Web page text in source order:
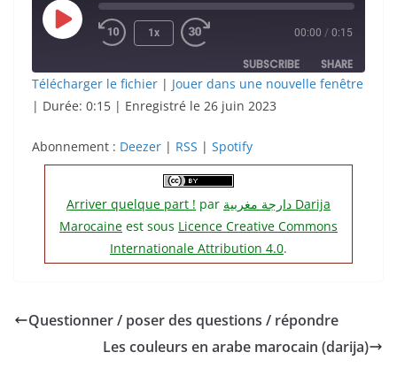
Play
1x 00:00 / 0:15
SUBSCRIBE SHARE
Deezer RSS
RSS FEED
SHARE
LINK
Télécharger le fichier | Jouer dans une nouvelle fenêtre
| Durée: 0:15 | Enregistré le 26 juin 2023
Abonnement : Deezer | RSS | Spotify
Arriver quelque part ! par دارجة مغربية‎ Darija
Marocaineest sous Licence Creative Commons
Internationale Attribution 4.0.
Questionner / poser des questions / répondre
Les couleurs en arabe marocain (darija)